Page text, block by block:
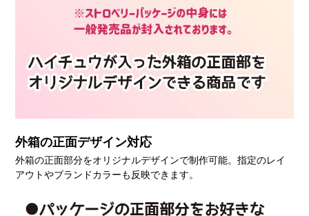
外箱の正面デザイン対応
外箱の正面部分をオリジナルデザインで制作可能。指定のレイ
アウトやブランドカラーも反映できます。